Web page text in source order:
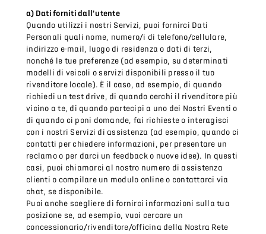
a) Dati forniti dall'utente
Quando utilizzi i nostri Servizi, puoi fornirci Dati
Personali quali nome, numero/i di telefono/cellulare,
indirizzo e-mail, luogo di residenza o dati di terzi,
nonché le tue preferenze (ad esempio, su determinati
modelli di veicoli o servizi disponibili presso il tuo
rivenditore locale). È il caso, ad esempio, di quando
richiedi un test drive, di quando cerchi il rivenditore più
vicino a te, di quando partecipi a uno dei Nostri Eventi o
di quando ci poni domande, fai richieste o interagisci
con i nostri Servizi di assistenza (ad esempio, quando ci
contatti per chiedere informazioni, per presentare un
reclamo o per darci un feedback o nuove idee). In questi
casi, puoi chiamarci al nostro numero di assistenza
clienti o compilare un modulo online o contattarci via
chat, se disponibile.
Puoi anche scegliere di fornirci informazioni sulla tua
posizione se, ad esempio, vuoi cercare un
concessionario/rivenditore/officina della Nostra Rete